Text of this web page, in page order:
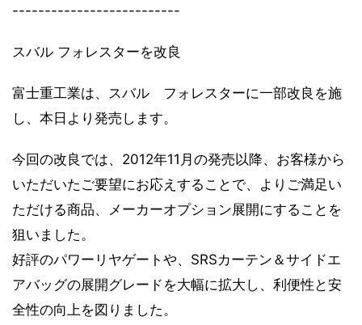
--------------------------
スバル フォレスターを改良
富士重工業は、スバル フォレスターに一部改良を施
し、本日より発売します。
今回の改良では、2012年11月の発売以降、お客様から
いただいたご要望にお応えすることで、よりご満足い
ただける商品、メーカーオプション展開にすることを
狙いました。
好評のパワーリヤゲートや、SRSカーテン＆サイドエ
アバッグの展開グレードを大幅に拡大し、利便性と安
全性の向上を図りました。